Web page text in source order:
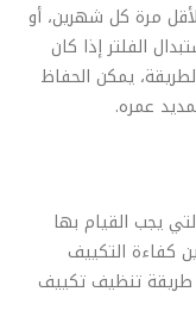
مرة كل شهرين، أو
الفلتر إذا كان
يمكن الحفاظ
عمره.
يجب القيام بها
كفاءة التكييف
تنظيف تكييف